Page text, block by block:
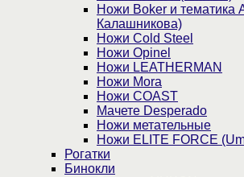
Ножи Boker и тематика
Калашникова)
Ножи Cold Steel
Ножи Opinel
Ножи LEATHERMAN
Ножи Mora
Ножи COAST
Мачете Desperado
Ножи метательные
Ножи ELITE FORCE
Рогатки
Бинокли